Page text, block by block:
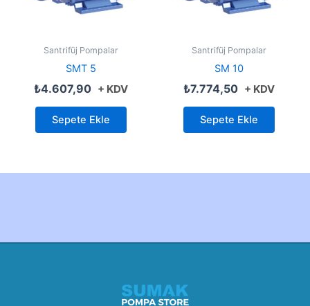
Santrifüj Pompalar
SMT 5
₺4.607,90 + KDV
Sepete Ekle
Santrifüj Pompalar
SM 10
₺7.774,50 + KDV
Sepete Ekle